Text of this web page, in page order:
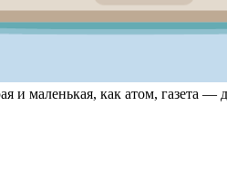
и маленькая, как атом, газета